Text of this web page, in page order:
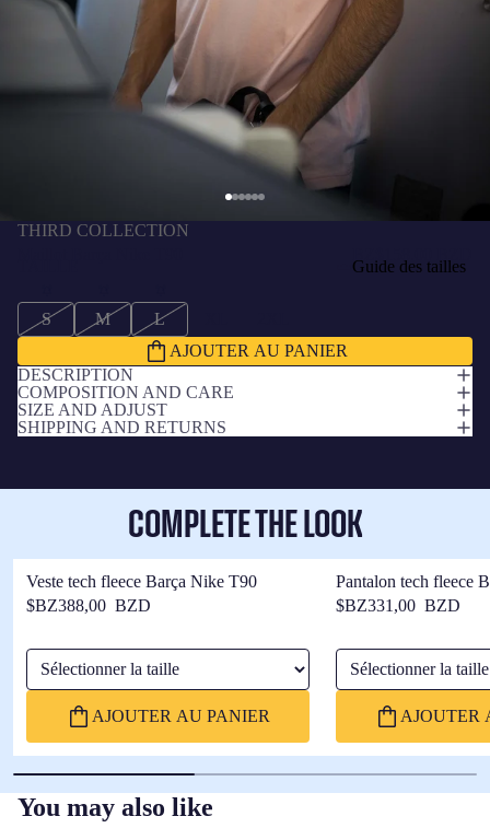
THIRD COLLECTION
Guide des tailles
S M L
AJOUTER AU PANIER
DESCRIPTION
COMPOSITION AND CARE
SIZE AND ADJUST
SHIPPING AND RETURNS
COMPLETE THE LOOK
Veste tech fleece Barça Nike T90
$BZ388,00 BZD
Sélectionner la taille
AJOUTER AU PANIER
Pantalon tech fleece
$BZ331,00 BZD
Sélectionner la taille
AJOUTER
You may also like